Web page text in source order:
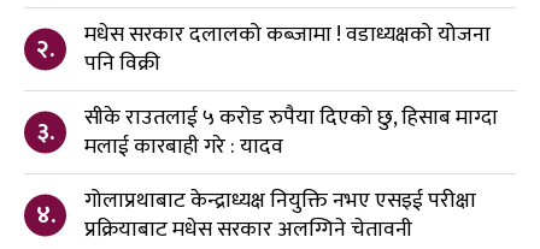
२.
मधेस सरकार दलालको कब्जामा ! वडाध्यक्षको योजना
पनि विक्री
३.
सीके राउतलाई ५ करोड रुपैया दिएको छु, हिसाब माग्दा
मलाई कारबाही गरे : यादव
४.
गोलाप्रथाबाट केन्द्राध्यक्ष नियुक्ति नभए एसइई परीक्षा
प्रक्रियाबाट मधेस सरकार अलग्गिने चेतावनी